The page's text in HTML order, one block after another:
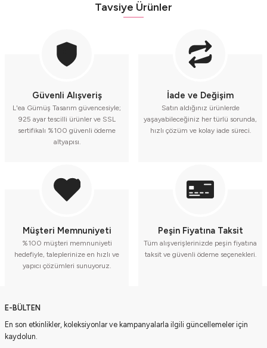
Tavsiye Ürünler
Küçük Prens Gümüş Kolye
Güvenli Alışveriş
L'ea Gümüş Tasarım güvencesiyle;
925 ayar tescilli ürünler ve SSL
sertifikalı %100 güvenli ödeme
altyapısı.
İade ve Değişim
Satın aldığınız ürünlerde
yaşayabileceğiniz her türlü sorunda,
hızlı çözüm ve kolay iade süreci.
Müşteri Memnuniyeti
%100 müşteri memnuniyeti
hedefiyle, taleplerinize en hızlı ve
yapıcı çözümleri sunuyoruz.
Peşin Fiyatına Taksit
Tüm alışverişlerinizde peşin fiyatına
taksit ve güvenli ödeme seçenekleri.
E-BÜLTEN
En son etkinlikler, koleksiyonlar ve kampanyalarla ilgili güncellemeler için
kaydolun.